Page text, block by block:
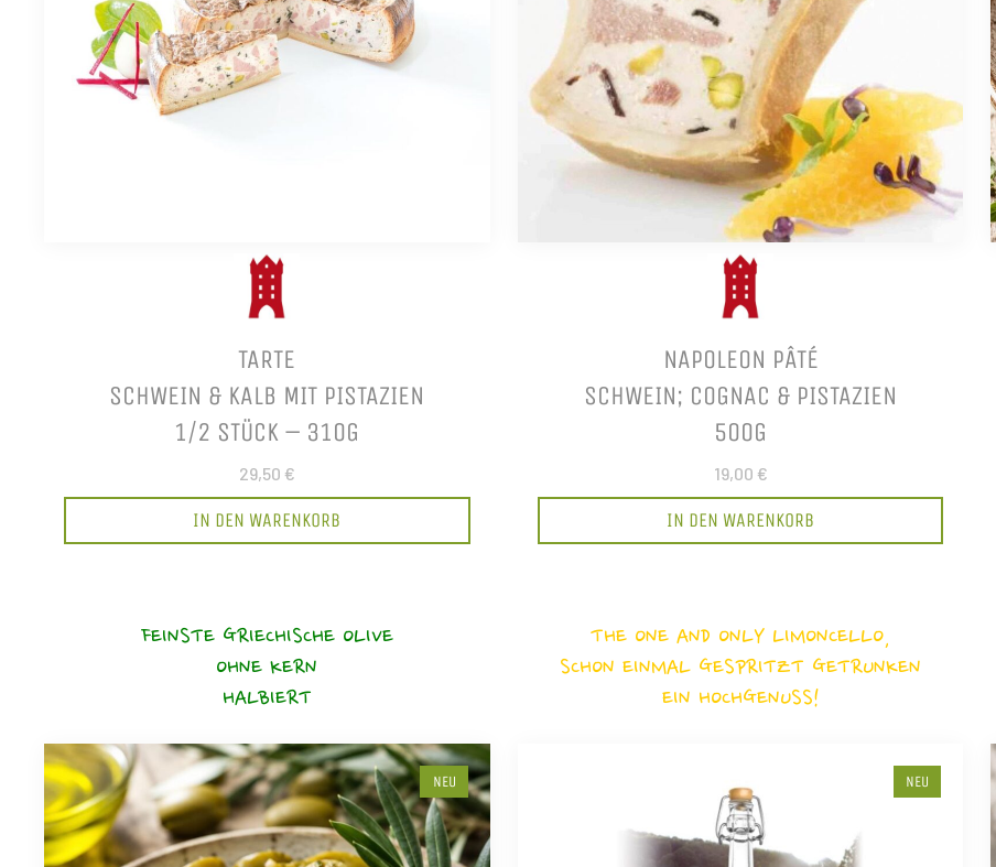
TARTE
SCHWEIN & KALB MIT PISTAZIEN
1/2 STÜCK – 310G
29,50 €
IN DEN WARENKORB
NAPOLEON PÂTÉ
SCHWEIN; COGNAC & PISTAZIEN
500G
19,00 €
IN DEN WARENKORB
FEINSTE GRIECHISCHE OLIVE
OHNE KERN
HALBIERT
NEU
THE ONE AND ONLY LIMONCELLO,
SCHON EINMAL GESPRITZT GETRUNKEN
EIN HOCHGENUSS!
NEU